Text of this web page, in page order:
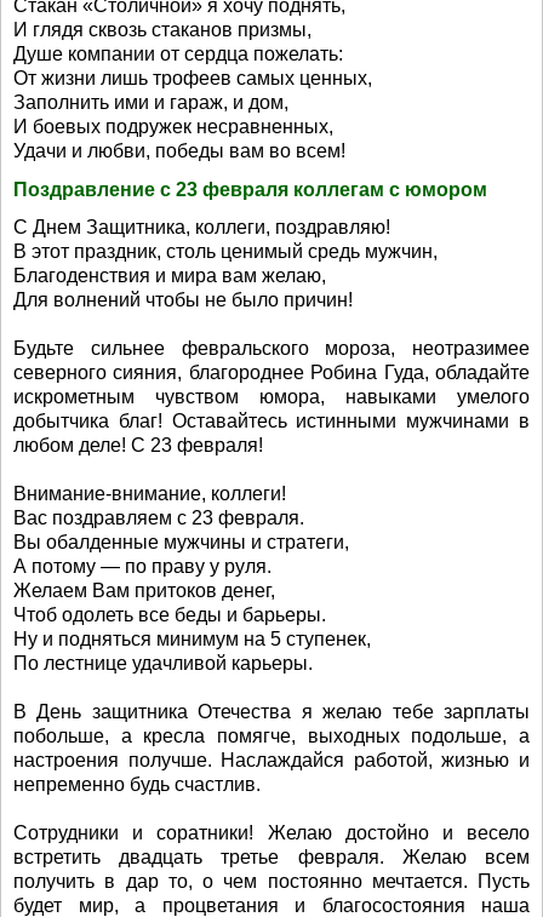
Стакан «Столичной» я хочу поднять,
И глядя сквозь стаканов призмы,
Душе компании от сердца пожелать:
От жизни лишь трофеев самых ценных,
Заполнить ими и гараж, и дом,
И боевых подружек несравненных,
Удачи и любви, победы вам во всем!
Поздравление с 23 февраля коллегам с юмором
С Днем Защитника, коллеги, поздравляю!
В этот праздник, столь ценимый средь мужчин,
Благоденствия и мира вам желаю,
Для волнений чтобы не было причин!
Будьте сильнее февральского мороза, неотразимее
северного сияния, благороднее Робина Гуда, обладайте
искрометным чувством юмора, навыками умелого
добытчика благ! Оставайтесь истинными мужчинами в
любом деле! С 23 февраля!
Внимание-внимание, коллеги!
Вас поздравляем с 23 февраля.
Вы обалденные мужчины и стратеги,
А потому — по праву у руля.
Желаем Вам притоков денег,
Чтоб одолеть все беды и барьеры.
Ну и подняться минимум на 5 ступенек,
По лестнице удачливой карьеры.
В День защитника Отечества я желаю тебе зарплаты
побольше, а кресла помягче, выходных подольше, а
настроения получше. Наслаждайся работой, жизнью и
непременно будь счастлив.
Сотрудники и соратники! Желаю достойно и весело
встретить двадцать третье февраля. Желаю всем
получить в дар то, о чем постоянно мечтается. Пусть
будет мир, а процветания и благосостояния наша